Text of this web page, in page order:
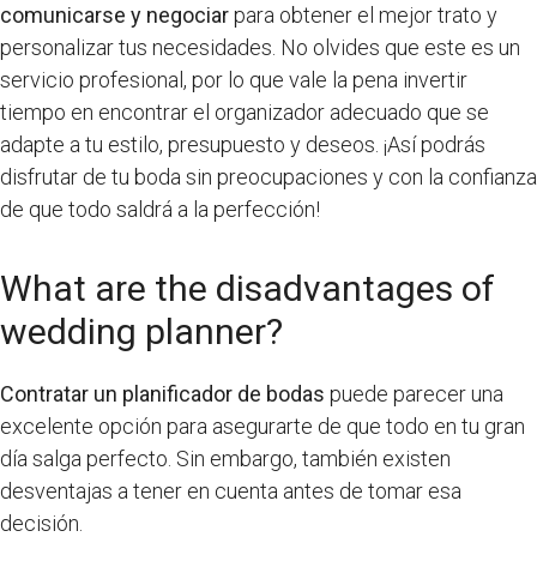
comunicarse y negociarpara obtener el mejor trato y
personalizar tus necesidades. No olvides que este es un
servicio profesional, por lo que vale la pena invertir
tiempo en encontrar el organizador adecuado que se
adapte a tu estilo, presupuesto y deseos. ¡Así podrás
disfrutar de tu boda sin preocupaciones y con la confianza
de que todo saldrá a la perfección!
What are the disadvantages of
wedding planner?
Contratar un planificador de bodas puede parecer una
excelente opción para asegurarte de que todo en tu gran
día salga perfecto. Sin embargo, también existen
desventajas a tener en cuenta antes de tomar esa
decisión.